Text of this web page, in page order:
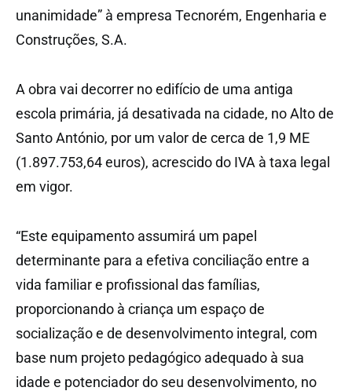
unanimidade” à empresa Tecnorém, Engenharia e
Construções, S.A.
A obra vai decorrer no edifício de uma antiga
escola primária, já desativada na cidade, no Alto de
Santo António, por um valor de cerca de 1,9 ME
(1.897.753,64 euros), acrescido do IVA à taxa legal
em vigor.
“Este equipamento assumirá um papel
determinante para a efetiva conciliação entre a
vida familiar e profissional das famílias,
proporcionando à criança um espaço de
socialização e de desenvolvimento integral, com
base num projeto pedagógico adequado à sua
idade e potenciador do seu desenvolvimento, no